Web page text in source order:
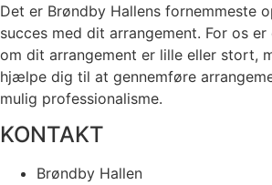
Det er Brøndby Hallens fornemmeste
succes med dit arrangement. For os
om dit arrangement er lille eller stort,
hjælpe dig til at gennemføre
mulig professionalisme.
KONTAKT
Brøndby Hallen